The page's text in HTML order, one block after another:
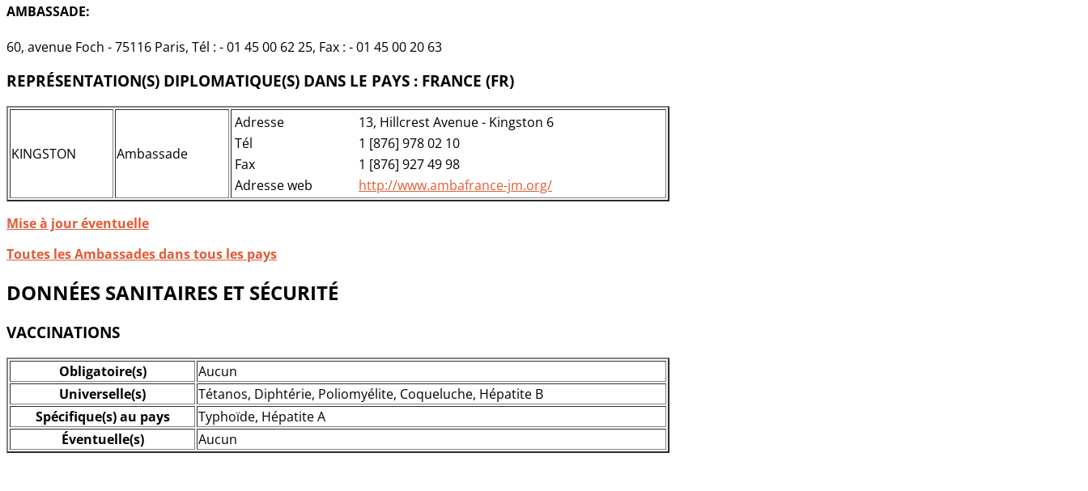
AMBASSADE:
60, avenue Foch - 75116 Paris, Tél : - 01 45 00 62 25, Fax : - 01 45 00 20 63
REPRÉSENTATION(S) DIPLOMATIQUE(S) DANS LE PAYS : FRANCE (FR)
KINGSTON Ambassade
Adresse
13, Hillcrest Avenue - Kingston 6
Tél
1 [876] 978 02 10
Fax
1 [876] 927 49 98
Adresse web
http://www.ambafrance-jm.org/
Mise à jour éventuelle
Toutes les Ambassades dans tous les pays
DONNÉES SANITAIRES ET SÉCURITÉ
VACCINATIONS
Obligatoire(s)
Aucun
Universelle(s)
Tétanos, Diphtérie, Poliomyélite, Coqueluche, Hépatite B
Spécifique(s) au pays
Typhoïde, Hépatite A
Éventuelle(s)
Aucun